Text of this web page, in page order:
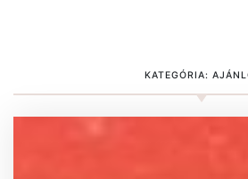
KATEGÓRIA: